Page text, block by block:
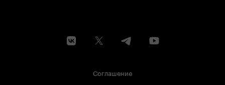
Соглашение